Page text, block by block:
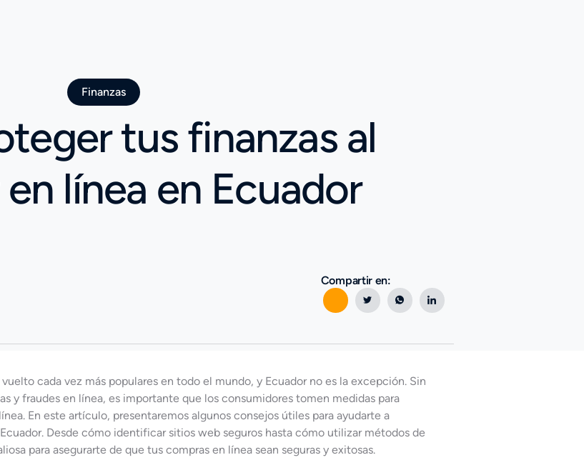
Finanzas
tus finanzas al
línea en Ecuador
Compartir en:
cada vez más populares en todo el mundo, y Ecuador no es la excepción. Sin
y fraudes en línea, es importante que los consumidores tomen medidas para
En este artículo, presentaremos algunos consejos útiles para ayudarte a
Desde cómo identificar sitios web seguros hasta cómo utilizar métodos de
para asegurarte de que tus compras en línea sean seguras y exitosas.